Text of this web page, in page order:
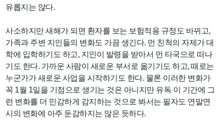
유롭지는 않다.
사소하지만 새해가 되면 환자를 보는 보험적용 규정도 바뀌고,
가족과 주변 지인들의 변화도 가끔 생긴다. 먼 친척의 자제가 대
학에 입학하기도 하고, 지인이 발령을 받아서 먼 타국으로 떠나
기도 한다. 가까운 사람이 새로운 부서로 옮기기도 하고, 때로는
누군가가 새로운 사업을 시작하기도 한다. 물론 이러한 변화가
꼭 1월 1일을 기점으로 생기는 것은 아니지만 유독 이 기간에 그
런 변화를 더 민감하게 감지하는 것으로 봐서는 필자도 연말연
시의 변화에 아주 둔감하지는 않은 듯하다.